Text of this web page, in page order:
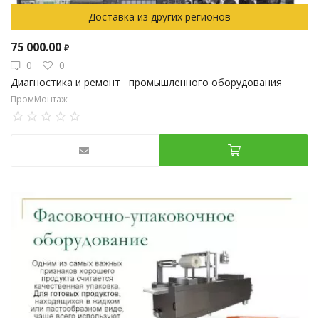
Доставка из других регионов
75 000.00 ₽
0
0
Диагностика и ремонт промышленного оборудования
ПромМонтаж